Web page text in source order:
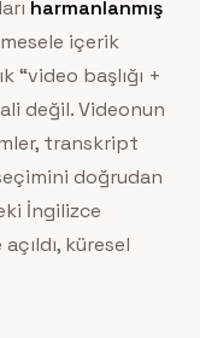
harmanlanmış
içerik
“video başlığı +
değil. Videonun
transkript
doğrudan
İngilizce
küresel